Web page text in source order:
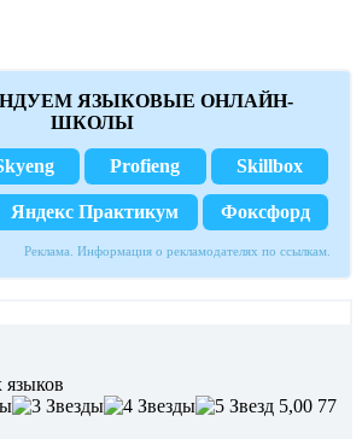
ЯЗЫКОВЫЕ ОНЛАЙН-
ШКОЛЫ
Profieng Skillbox
Яндекс Практикум Фоксфорд
Реклама. Информация о рекламодателях по ссылкам.
5,00 77